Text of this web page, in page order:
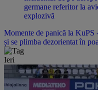
germane referitor la
explozivă
Momente de panică la
și se plimba dezorientat în
Ieri